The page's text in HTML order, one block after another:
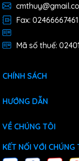
Fax: 02466667461
Mã số thuế:
CHÍNH SÁCH
HƯỚNG DẪN
VỀ CHÚNG TÔI
KẾT NỐI VỚI CHÚNG